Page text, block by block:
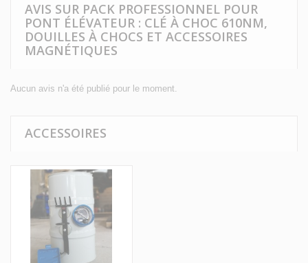
AVIS SUR PACK PROFESSIONNEL POUR
PONT ÉLÉVATEUR : CLÉ À CHOC 610NM,
DOUILLES À CHOCS ET ACCESSOIRES
MAGNÉTIQUES
Aucun avis n'a été publié pour le moment.
ACCESSOIRES